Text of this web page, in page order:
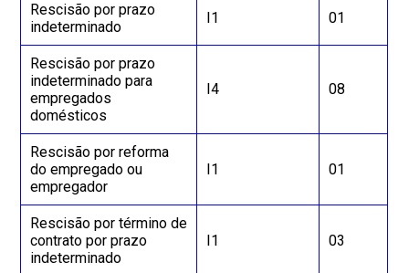
Rescisão por prazo
indeterminado
I1 01
Rescisão por prazo
indeterminado para
empregados
domésticos
I4 08
Rescisão por reforma
do empregado ou
empregador
I1 01
Rescisão por término de
contrato por prazo
indeterminado
I1 03